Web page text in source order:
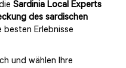
Sardinia Local Experts
des sardischen
besten Erlebnisse
und wählen Ihre